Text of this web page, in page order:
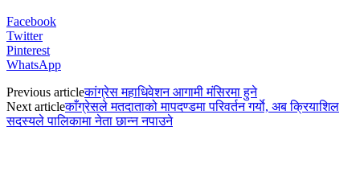
Facebook
Twitter
Pinterest
WhatsApp
Previous articleकांग्रेस महाधिवेशन आगामी मंसिरमा हुने
Next articleकाँग्रेसले मतदाताको मापदण्डमा परिवर्तन गर्याे, अब क्रियाशिल
सदस्यले पालिकामा नेता छान्न नपाउने